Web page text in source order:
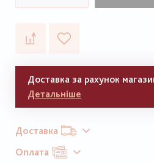
Доставка за рахунок
Детальніше
Доставка
Оплата